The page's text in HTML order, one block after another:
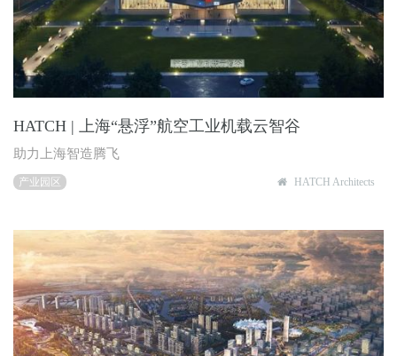
HATCH | 上海“悬浮”航空⼯业机载云智⾕
助⼒上海智造腾飞
产业园区 HATCH Architects